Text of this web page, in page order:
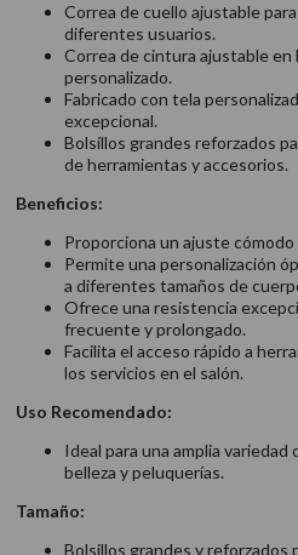
Correa de cuello ajustable
diferentes usuarios.
Correa de cintura ajustable
personalizado.
Fabricado con tela
excepcional.
Bolsillos grandes reforzados
de herramientas y accesorios.
Beneficios:
Proporciona un ajuste
Permite una personalización
a diferentes tamaños de
Ofrece una resistencia
frecuente y prolongado.
Facilita el acceso rápido a
los servicios en el salón.
Uso Recomendado:
Ideal para una amplia
belleza y peluquerías.
Tamaño:
Bolsillos grandes y reforzados